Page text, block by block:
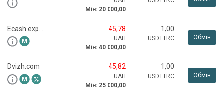
Мін: 20 000,00
45,78
UAH
Мін: 40 000,00
1,00
USDTTRC Обмін
Dvizh.com 45,82
UAH
Мін: 25 000,00
1,00
USDTTRC Обмін